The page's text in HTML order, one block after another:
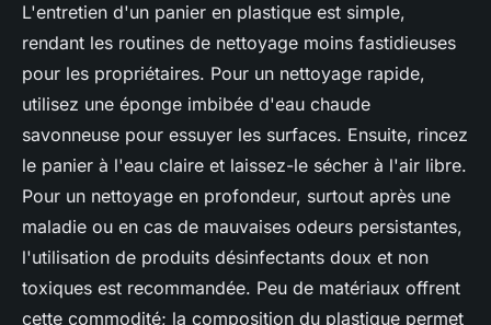
L'entretien d'un panier en plastique est simple,
rendant les routines de nettoyage moins fastidieuses
pour les propriétaires. Pour un nettoyage rapide,
utilisez une éponge imbibée d'eau chaude
savonneuse pour essuyer les surfaces. Ensuite, rincez
le panier à l'eau claire et laissez-le sécher à l'air libre.
Pour un nettoyage en profondeur, surtout après une
maladie ou en cas de mauvaises odeurs persistantes,
l'utilisation de produits désinfectants doux et non
toxiques est recommandée. Peu de matériaux offrent
cette commodité; la composition du plastique permet